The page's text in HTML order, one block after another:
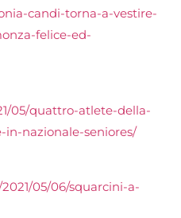
candi-torna-a-vestire-
felice-ed-
05/quattro-atlete-della-
in-nazionale-seniores/
2021/05/06/squarcini-a-